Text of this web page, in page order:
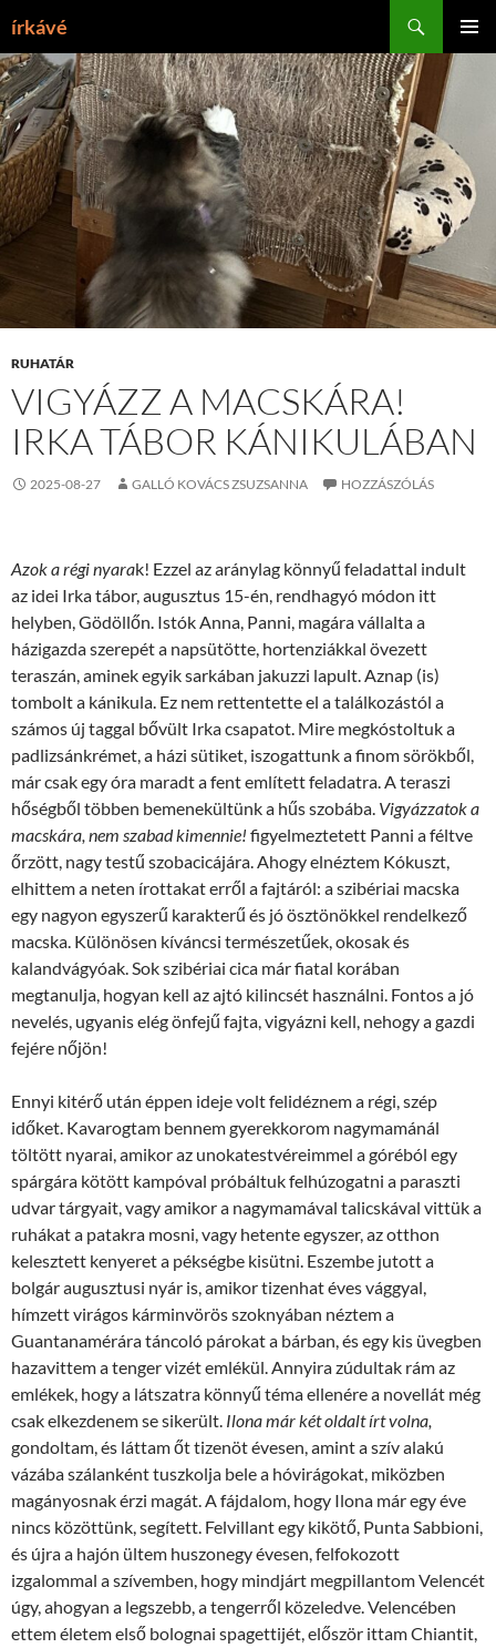
írkávé
RUHATÁR
VIGYÁZZ A MACSKÁRA!
IRKA TÁBOR KÁNIKULÁBAN
2025-08-27 GALLÓ KOVÁCS ZSUZSANNA HOZZÁSZÓLÁS
Azok a régi nyarak! Ezzel az aránylag könnyű feladattal indult
az idei Irka tábor, augusztus 15-én, rendhagyó módon itt
helyben, Gödöllőn. Istók Anna, Panni, magára vállalta a
házigazda szerepét a napsütötte, hortenziákkal övezett
teraszán, aminek egyik sarkában jakuzzi lapult. Aznap (is)
tombolt a kánikula. Ez nem rettentette el a találkozástól a
számos új taggal bővült Irka csapatot. Mire megkóstoltuk a
padlizsánkrémet, a házi sütiket, iszogattunk a finom sörökből,
már csak egy óra maradt a fent említett feladatra. A teraszi
hőségből többen bemenekültünk a hűs szobába. Vigyázzatok a
macskára, nem szabad kimennie! figyelmeztetett Panni a féltve
őrzött, nagy testű szobacicájára. Ahogy elnéztem Kókuszt,
elhittem a neten írottakat erről a fajtáról: a szibériai macska
egy nagyon egyszerű karakterű és jó ösztönökkel rendelkező
macska. Különösen kíváncsi természetűek, okosak és
kalandvágyóak. Sok szibériai cica már fiatal korában
megtanulja, hogyan kell az ajtó kilincsét használni. Fontos a jó
nevelés, ugyanis elég önfejű fajta, vigyázni kell, nehogy a gazdi
fejére nőjön!
Ennyi kitérő után éppen ideje volt felidéznem a régi, szép
időket. Kavarogtam bennem gyerekkorom nagymamánál
töltött nyarai, amikor az unokatestvéreimmel a góréból egy
spárgára kötött kampóval próbáltuk felhúzogatni a paraszti
udvar tárgyait, vagy amikor a nagymamával talicskával vittük a
ruhákat a patakra mosni, vagy hetente egyszer, az otthon
kelesztett kenyeret a pékségbe kisütni. Eszembe jutott a
bolgár augusztusi nyár is, amikor tizenhat éves vággyal,
hímzett virágos kárminvörös szoknyában néztem a
Guantanamérára táncoló párokat a bárban, és egy kis üvegben
hazavittem a tenger vizét emlékül. Annyira zúdultak rám az
emlékek, hogy a látszatra könnyű téma ellenére a novellát még
csak elkezdenem se sikerült. Ilona már két oldalt írt volna,
gondoltam, és láttam őt tizenöt évesen, amint a szív alakú
vázába szálanként tuszkolja bele a hóvirágokat, miközben
magányosnak érzi magát. A fájdalom, hogy Ilona már egy éve
nincs közöttünk, segített. Felvillant egy kikötő, Punta Sabbioni,
és újra a hajón ültem huszonegy évesen, felfokozott
izgalommal a szívemben, hogy mindjárt megpillantom Velencét
úgy, ahogyan a legszebb, a tengerről közeledve. Velencében
ettem életem első bolognai spagettijét, először ittam Chiantit,